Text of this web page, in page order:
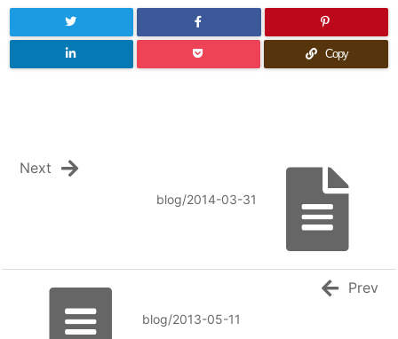
Copy
blog/2014-03-31
Next
blog/2013-05-11
Prev